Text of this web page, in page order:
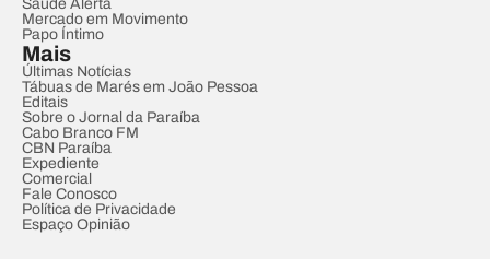
Saúde Alerta
Mercado em Movimento
Papo Íntimo
Mais
Últimas Notícias
Tábuas de Marés em João Pessoa
Editais
Sobre o Jornal da Paraíba
Cabo Branco FM
CBN Paraíba
Expediente
Comercial
Fale Conosco
Política de Privacidade
Espaço Opinião